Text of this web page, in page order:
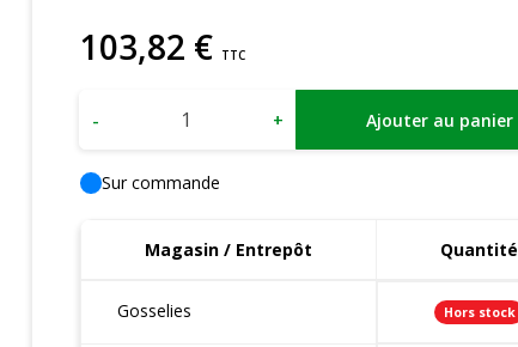
103,82 € TTC
- + Ajouter au panier
Sur commande
Magasin / Entrepôt Quantité
Gosselies Hors stock